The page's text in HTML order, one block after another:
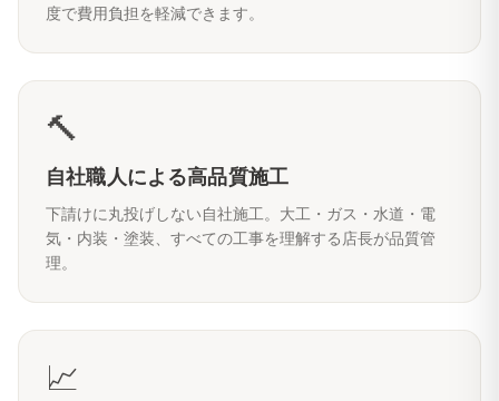
度で費用負担を軽減できます。
🔨
自社職人による高品質施工
下請けに丸投げしない自社施工。大工・ガス・水道・電
気・内装・塗装、すべての工事を理解する店長が品質管
理。
📈